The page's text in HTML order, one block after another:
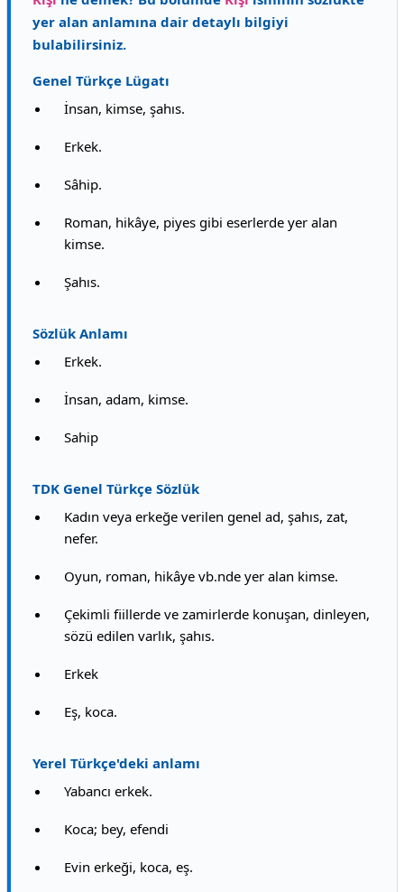
yer alan anlamına dair detaylı bilgiyi
bulabilirsiniz.
Genel Türkçe Lügatı
İnsan, kimse, şahıs.
Erkek.
Sâhip.
Roman, hikâye, piyes gibi eserlerde yer alan
kimse.
Şahıs.
Sözlük Anlamı
Erkek.
İnsan, adam, kimse.
Sahip
TDK Genel Türkçe Sözlük
Kadın veya erkeğe verilen genel ad, şahıs, zat,
nefer.
Oyun, roman, hikâye vb.nde yer alan kimse.
Çekimli fiillerde ve zamirlerde konuşan, dinleyen,
sözü edilen varlık, şahıs.
Erkek
Eş, koca.
Yerel Türkçe'deki anlamı
Yabancı erkek.
Koca; bey, efendi
Evin erkeği, koca, eş.